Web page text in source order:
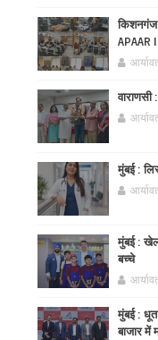
किशनगंज
APAAR
मुंबई :
मुंबई :
बच्चे
मुंबई :
बाजार में